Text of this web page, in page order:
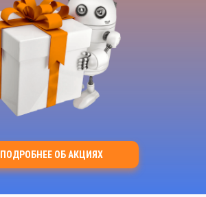
ПОДРОБНЕЕ ОБ АКЦИЯХ